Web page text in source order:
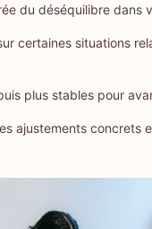
du déséquilibre dans
certaines situations
plus stables pour
ajustements concrets